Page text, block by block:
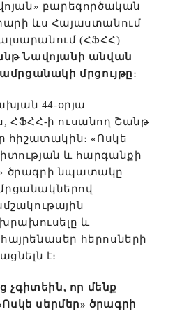
բարեգործական
ևս Հայաստանում
(ՀՖՀՀ)
Նավոյանի անվան
մրցույթը։
44-օրյա
ՀՖՀՀ-ի ուսանող Շանթ
հիշատակին։ «Ոսկե
և հարգանքի
ծրագրի նպատակը
խրախուսելը և
հերոսների
է։
չգիտեին, որ մենք
սերմեր» ծրագրի